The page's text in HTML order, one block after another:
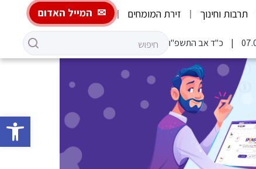
פתח
תרבות וחינוך זירת המומחים המייל האדום
כ"ד אב התשפ"ו